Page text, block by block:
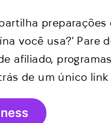
você usa?' Pare
afiliado,
de um único